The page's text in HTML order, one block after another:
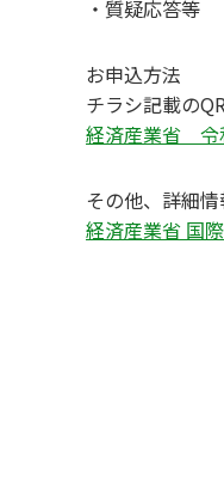
・質疑応答等
お申込方法
チラシ記載の
経済産業省 令
その他、詳細
経済産業省 国